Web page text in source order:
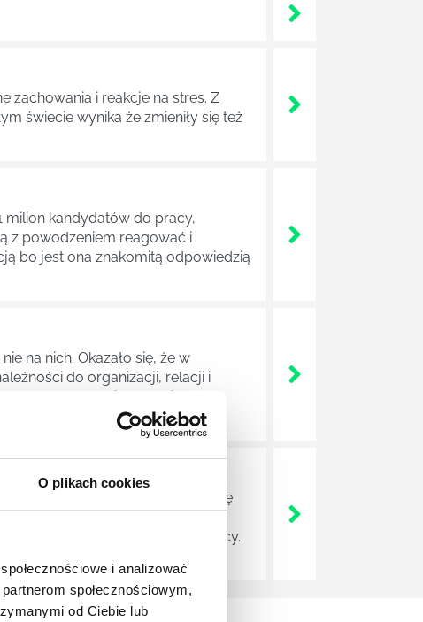
O plikach cookies
i analizować
społecznościowym,
od Ciebie lub
zachowania i reakcje na stres. Z
świecie wynika że zmieniły się też
milion kandydatów do pracy,
z powodzeniem reagować i
bo jest ona znakomitą odpowiedzią
na nich. Okazało się, że w
do organizacji, relacji i
korytarzu, wielokrotnie
pracę zdalną w nagrodę
w domowych pieleszach.
siłownię, jednak usiądą do pracy.